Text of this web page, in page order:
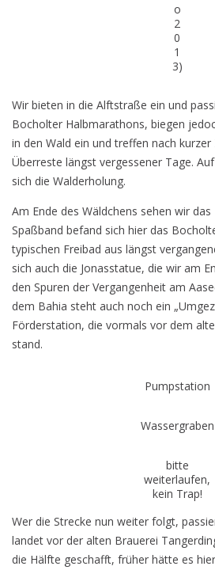
o
2
0
1
3)
Wir bieten in die Alftstraße ein und
Bocholter Halbmarathons, biegen
in den Wald ein und treffen nach
Überreste längst vergessener Tage.
sich die Walderholung.
Am Ende des Wäldchens sehen wir
Spaßband befand sich hier das
typischen Freibad aus längst
sich auch die Jonasstatue, die wir am
den Spuren der Vergangenheit am
dem Bahia steht auch noch ein
Förderstation, die vormals vor dem
stand.
Pumpstation
Wassergraben
bitte
weiterlaufen,
kein Trap!
Wer die Strecke nun weiter folgt,
landet vor der alten Brauerei
die Hälfte geschafft, früher hätte es